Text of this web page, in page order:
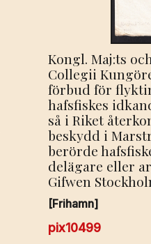
Kongl. Maj:ts
Collegii
förbud för
hafsfiskes
så i Riket
beskydd i
berörde
delägare eller
Gifwen
[Frihamn]
pix10499